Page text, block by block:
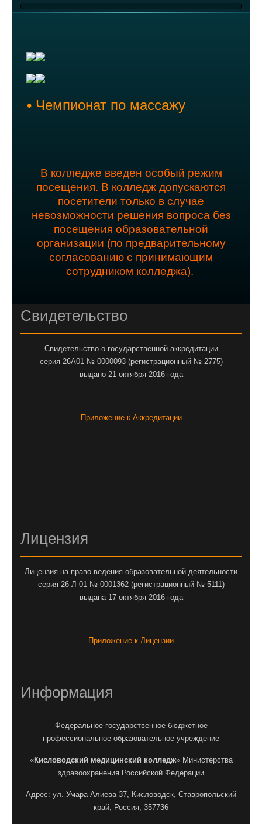
• Чемпионат по массажу
В колледже введен особый режим
посещения. В колледж допускаются
посетители только в случае
невозможности решения вопроса без
посещения образовательной
организации (по предварительному
согласованию с принимающим
сотрудником колледжа).
Свидетельство
Свидетельство о государственной аккредитации
серия 26А01 № 0000093 (регистрационный № 2775)
выдано 21 октября 2016 года
Приложение к Аккредитации
Лицензия
Лицензия на право ведения образовательной деятельности
серия 26 Л 01 № 0001362 (регистрационный № 5111)
выдана 17 октября 2016 года
Приложение к Лицензии
Информация
Федеральное государственное бюджетное
профессиональное образовательное учреждение
«Кисловодский медицинский колледж» Министерства
здравоохранения Российской Федерации
Адрес: ул. Умара Алиева 37, Кисловодск, Ставропольский
край, Россия, 357736